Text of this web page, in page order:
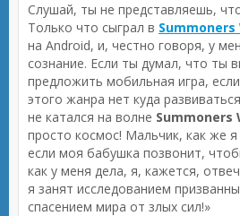
Слушай, ты не представляешь,
Только что сыграл в
на Android, и, честно говоря, у
сознание. Если ты думал, что ты
предложить мобильная игра,
этого жанра нет куда
не катался на волне Summoners
просто космос! Мальчик, как же я
если моя бабушка позвонит,
как у меня дела, я, кажется,
я занят исследованием
спасением мира от злых сил!»